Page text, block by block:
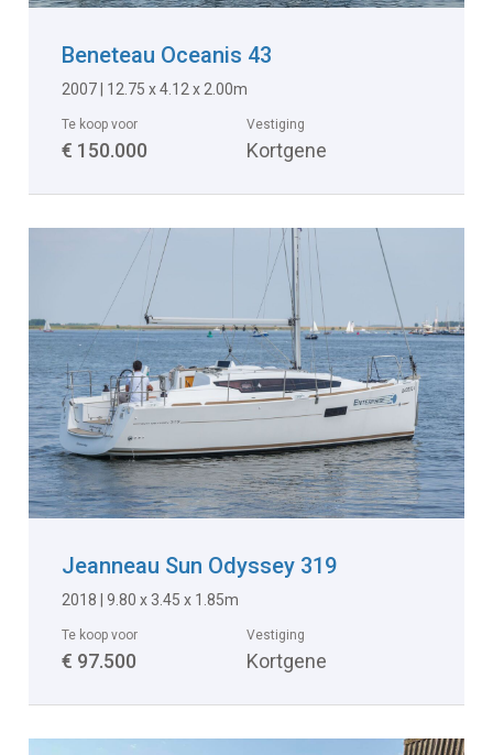
Beneteau Oceanis 43
2007 | 12.75 x 4.12 x 2.00m
Te koop voor
€ 150.000
Vestiging
Kortgene
Jeanneau Sun Odyssey 319
2018 | 9.80 x 3.45 x 1.85m
Te koop voor
€ 97.500
Vestiging
Kortgene